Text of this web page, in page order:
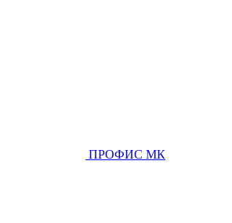
ПРОФИС МК